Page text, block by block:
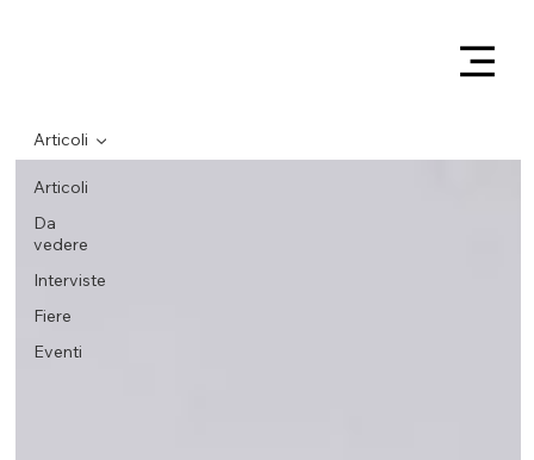
Articoli
Da
vedere
Interviste
Fiere
Eventi
Articoli